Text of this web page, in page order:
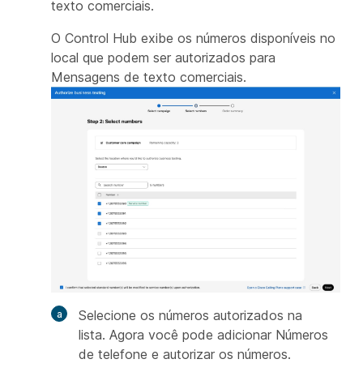
texto comerciais.
O Control Hub exibe os números disponíveis no
local que podem ser autorizados para
Mensagens de texto comerciais.
Selecione os números autorizados na
lista. Agora você pode adicionar Números
de telefone e autorizar os números.